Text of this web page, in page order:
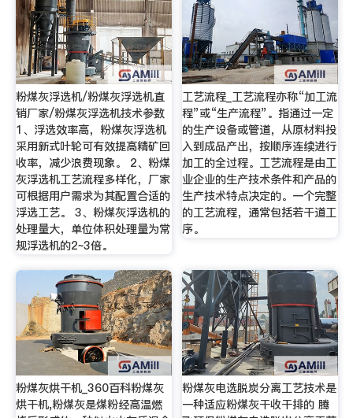
粉煤灰浮选机/粉煤灰浮选机直
销厂家/粉煤灰浮选机技术参数
1、浮选效率高，粉煤灰浮选机
采用新式叶轮可有效提高精矿回
收率，减少浪费现象。 2、粉煤
灰浮选机工艺流程多样化，厂家
可根据用户需求为其配置合适的
浮选工艺。 3、粉煤灰浮选机的
处理量大，单位体积处理量为常
规浮选机的2~3倍。
工艺流程_工艺流程亦称“加工流
程”或“生产流程”。指通过一定
的生产设备或管道，从原材料投
入到成品产出，按顺序连续进行
加工的全过程。工艺流程是由工
业企业的生产技术条件和产品的
生产技术特点决定的。一个完整
的工艺流程，通常包括若干道工
序。
粉煤灰烘干机_360百科粉煤灰
烘干机,粉煤灰是煤粉经高温燃
粉煤灰电选脱炭分离工艺技术是
一种适应粉煤灰干收干排的 腾